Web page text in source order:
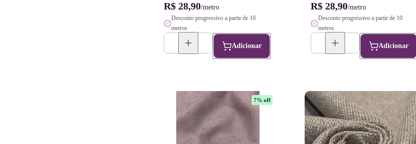
R$ 28,90/metro
Desconto progressivo a partir de 10
metros
Adicionar
R$ 28,90/metro
Desconto progressivo a partir de 10
metros
Adicionar
7% off